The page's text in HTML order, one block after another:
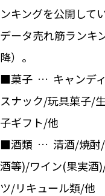
ンキングを公開して
データ売れ筋ランキ
降）。
■菓子 … キャンデ
スナック/玩具菓子/
子ギフト/他
■酒類 … 清酒/焼酎/
酒等)/ワイン(果実酒
ツ/リキュール類/他